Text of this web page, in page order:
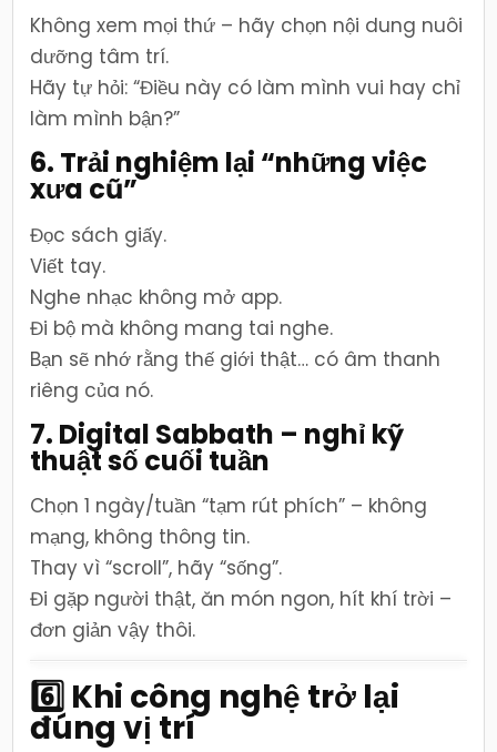
Không xem mọi thứ – hãy chọn nội dung nuôi
dưỡng tâm trí.
Hãy tự hỏi: “Điều này có làm mình vui hay chỉ
làm mình bận?”
6. Trải nghiệm lại “những việc
xưa cũ”
Đọc sách giấy.
Viết tay.
Nghe nhạc không mở app.
Đi bộ mà không mang tai nghe.
Bạn sẽ nhớ rằng thế giới thật… có âm thanh
riêng của nó.
7. Digital Sabbath – nghỉ kỹ
thuật số cuối tuần
Chọn 1 ngày/tuần “tạm rút phích” – không
mạng, không thông tin.
Thay vì “scroll”, hãy “sống”.
Đi gặp người thật, ăn món ngon, hít khí trời –
đơn giản vậy thôi.
6️⃣ Khi công nghệ trở lại
đúng vị trí